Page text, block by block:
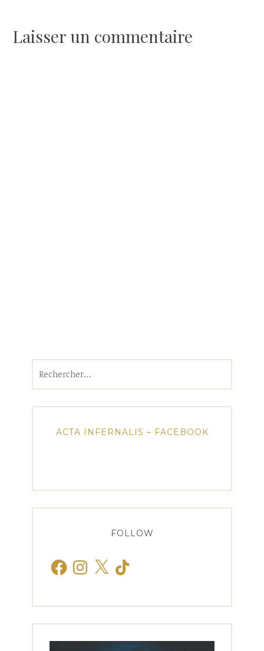
l’article
Laisser un commentaire
ACTA INFERNALIS – FACEBOOK
FOLLOW
FacebookInstagram
X TikTok